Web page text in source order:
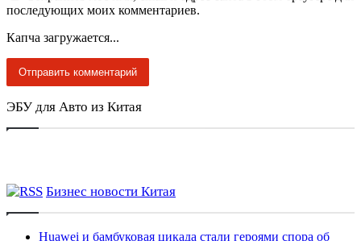
последующих моих комментариев.
Капча загружается...
ЭБУ для Авто из Китая
Бизнес новости Китая
Huawei и бамбуковая цикада стали героями спора об